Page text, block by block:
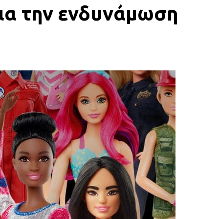
την ενδυνάμωση